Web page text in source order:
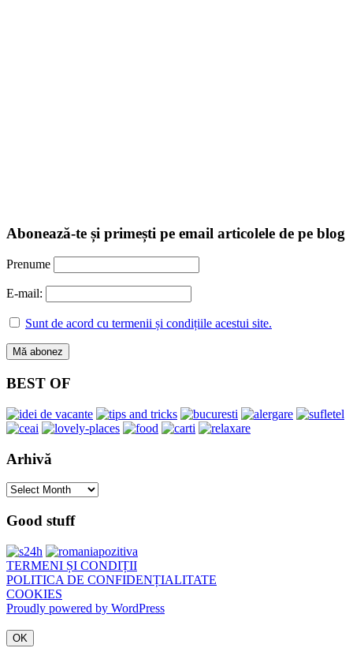
Abonează-te și primești pe email articolele de pe blog
Prenume
E-mail:
Sunt de acord cu termenii și condițiile acestui site.
BEST OF
Arhivă
Arhivă
Good stuff
TERMENI ȘI CONDIȚII
POLITICA DE CONFIDENȚIALITATE
COOKIES
Proudly powered by WordPress
OK